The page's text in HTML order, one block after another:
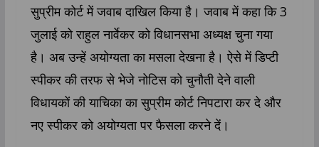
सुप्रीम कोर्ट में जवाब दाखिल किया है। जवाब में कहा कि 3
जुलाई को राहुल नार्वेकर को विधानसभा अध्यक्ष चुना गया
है। अब उन्हें अयोग्यता का मसला देखना है। ऐसे में डिप्टी
स्पीकर की तरफ से भेजे नोटिस को चुनौती देने वाली
विधायकों की याचिका का सुप्रीम कोर्ट निपटारा कर दे और
नए स्पीकर को अयोग्यता पर फैसला करने दें।